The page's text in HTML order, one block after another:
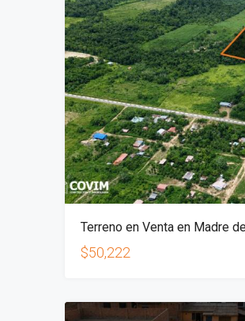
Terreno en Venta en Madre
$50,222